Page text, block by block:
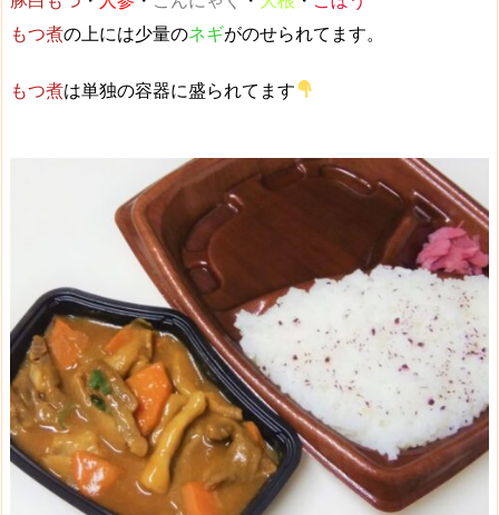
もつ煮の上には少量のネギがのせられてます。
もつ煮は単独の容器に盛られてます